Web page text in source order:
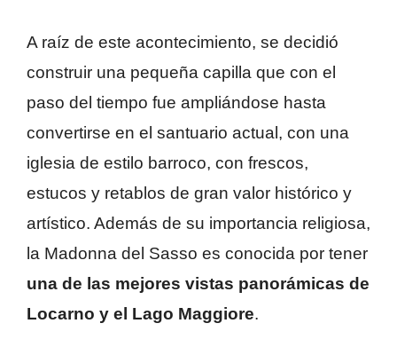
A raíz de este acontecimiento, se decidió
construir una pequeña capilla que con el
paso del tiempo fue ampliándose hasta
convertirse en el santuario actual, con una
iglesia de estilo barroco, con frescos,
estucos y retablos de gran valor histórico y
artístico. Además de su importancia religiosa,
la Madonna del Sasso es conocida por tener
una de las mejores vistas panorámicas de
Locarno y el Lago Maggiore.